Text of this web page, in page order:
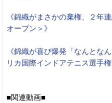
《錦織がまさかの棄権、２年
オープン＞》
《錦織が喜び爆発「なんとな
リカ国際インドアテニス選手権
■関連動画■